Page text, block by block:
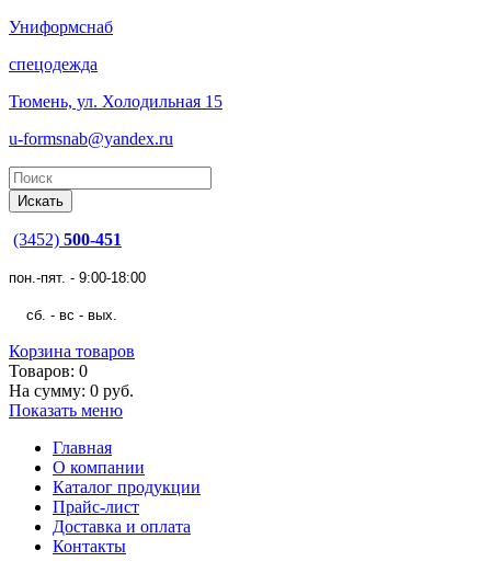
Униформснаб
спецодежда
Тюмень, ул. Холодильная 15
u-formsnab@yandex.ru
(3452) 500-451
пон.-пят. - 9:00-18:00
сб. - вс - вых.
Корзина товаров
Товаров: 0
На сумму: 0 руб.
Показать меню
Главная
О компании
Каталог продукции
Прайс-лист
Доставка и оплата
Контакты